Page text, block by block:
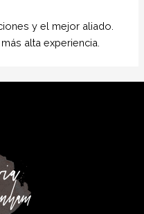
y el mejor aliado.
alta experiencia.